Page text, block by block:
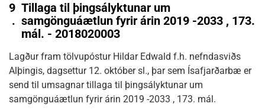
9
.
Tillaga til þingsályktunar um
samgönguáætlun fyrir árin 2019 -2033 , 173.
mál. - 2018020003
Lagður fram tölvupóstur Hildar Edwald f.h. nefndasviðs
Alþingis, dagsettur 12. október sl., þar sem Ísafjarðarbæ er
send til umsagnar tillaga til þingsályktunar um
samgönguáætlun fyrir árin 2019 -2033 , 173. mál.